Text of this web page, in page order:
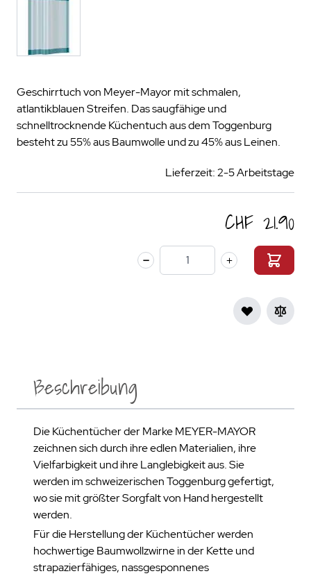
Geschirrtuch von Meyer-Mayor mit schmalen,
atlantikblauen Streifen. Das saugfähige und
schnelltrocknende Küchentuch aus dem Toggenburg
besteht zu 55% aus Baumwolle und zu 45% aus Leinen.
Lieferzeit: 2-5 Arbeitstage
CHF 21.90
Menge
Beschreibung
Die Küchentücher der Marke MEYER-MAYOR
zeichnen sich durch ihre edlen Materialien, ihre
Vielfarbigkeit und ihre Langlebigkeit aus. Sie
werden im schweizerischen Toggenburg gefertigt,
wo sie mit größter Sorgfalt von Hand hergestellt
werden.
Für die Herstellung der Küchentücher werden
hochwertige Baumwollzwirne in der Kette und
strapazierfähiges, nassgesponnenes